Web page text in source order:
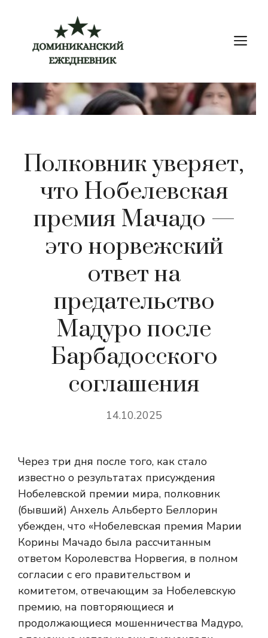
содержимому
Полковник уверяет,
что Нобелевская
премия Мачадо —
это норвежский
ответ на
предательство
Мадуро после
Барбадосского
соглашения
14.10.2025
Через три дня после того, как стало
известно о результатах присуждения
Нобелевской премии мира, полковник
(бывший) Анхель Альберто Беллорин
убежден, что «Нобелевская премия Марии
Корины Мачадо была рассчитанным
ответом Королевства Норвегия, в полном
согласии с его правительством и
комитетом, отвечающим за Нобелевскую
премию, на повторяющиеся и
продолжающиеся мошенничества Мадуро,